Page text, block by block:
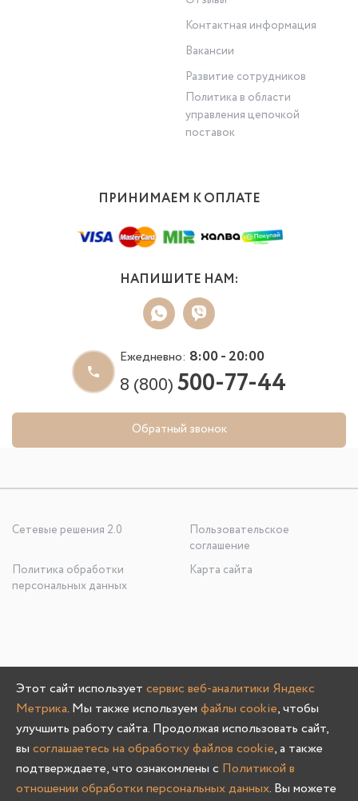
Контактная информация
Вакансии
Развитие сотрудников
Политика в области
управления цепочкой
поставок
ПРИНИМАЕМ К ОПЛАТЕ
НАПИШИТЕ НАМ:
Ежедневно: 8:00 - 20:00
8 (800)500-77-44
Обратный звонок
Сетевые решения 2.0
Пользовательское
соглашение
Политика обработки
персональных данных
Карта сайта
ООО «УЮТНО И ТОЧКА», ОГРН: 1245200020636
603107, Нижегородская область, г. Нижний Новгород, пр-
кт Гагарина, д. 178/1
Олмеко © 2004 -2026
Этот сайт использует сервис веб-аналитики Яндекс
Метрика. Мы также используем файлы cookie, чтобы
улучшить работу сайта. Продолжая использовать сайт,
вы соглашаетесь на обработку файлов cookie, а также
подтверждаете, что ознакомлены с Политикой в
отношении обработки персональных данных. Вы можете